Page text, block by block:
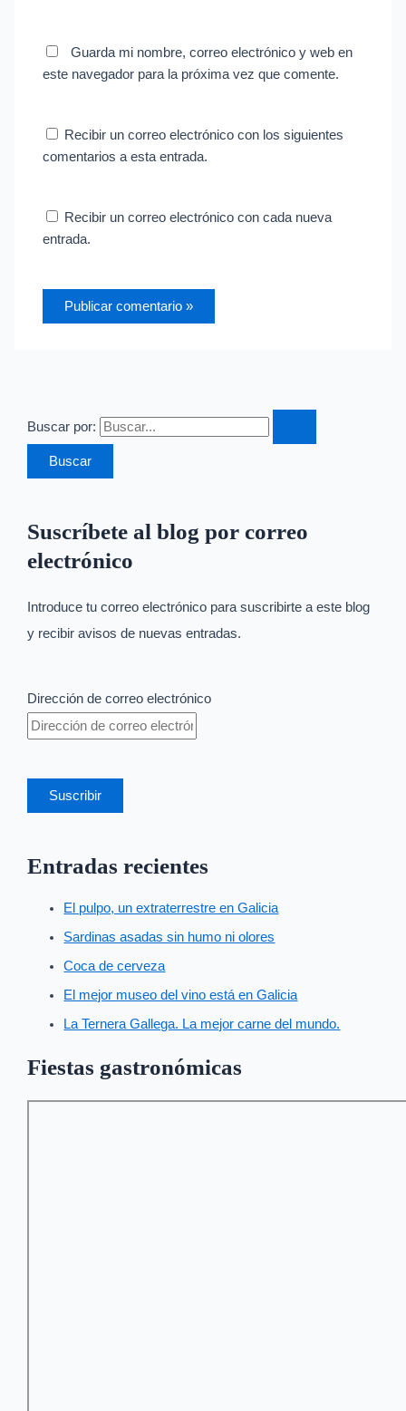
Guarda mi nombre, correo electrónico y web en
este navegador para la próxima vez que comente.
Recibir un correo electrónico con los siguientes
comentarios a esta entrada.
Recibir un correo electrónico con cada nueva
entrada.
Buscar por:
Suscríbete al blog por correo
electrónico
Introduce tu correo electrónico para suscribirte a este blog
y recibir avisos de nuevas entradas.
Dirección de correo electrónico
Suscribir
Entradas recientes
El pulpo, un extraterrestre en Galicia
Sardinas asadas sin humo ni olores
Coca de cerveza
El mejor museo del vino está en Galicia
La Ternera Gallega. La mejor carne del mundo.
Fiestas gastronómicas